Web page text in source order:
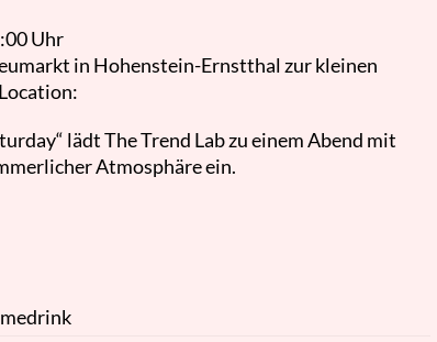
Uhr
in Hohenstein-Ernstthal zur kleinen
lädt The Trend Lab zu einem Abend mit
Atmosphäre ein.